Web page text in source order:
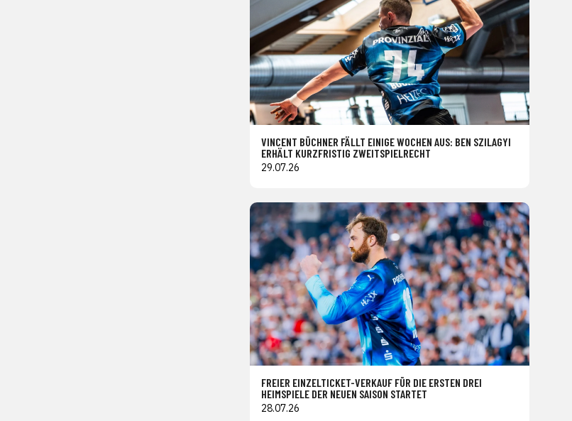
VINCENT BÜCHNER FÄLLT EINIGE WOCHEN AUS: BEN SZILAGYI
ERHÄLT KURZFRISTIG ZWEITSPIELRECHT
29.07.26
FREIER EINZELTICKET-VERKAUF FÜR DIE ERSTEN DREI
HEIMSPIELE DER NEUEN SAISON STARTET
28.07.26